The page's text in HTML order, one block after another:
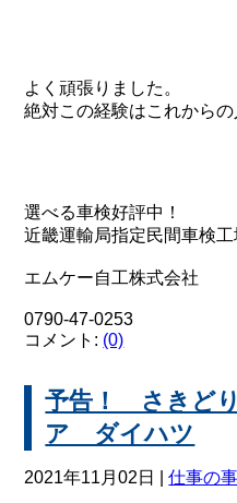
よく頑張りました。
絶対この経験はこれからの
選べる車検好評中！
近畿運輸局指定民間車検工
エムケー自工株式会社
0790-47-0253
コメント: (0)
予告！ さきど
ア ダイハツ
2021年11月02日 |仕事の事